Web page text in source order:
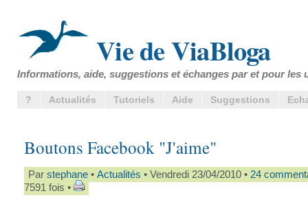
Vie de ViaBloga
Informations, aide, suggestions et échanges par et pour les
? Actualités Tutoriels Aide Suggestions
Boutons Facebook "J'aime"
Par stephane • Actualités • Vendredi 23/04/2010 • 24
7591 fois •